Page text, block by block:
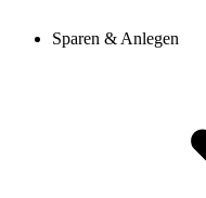
Sparen & Anlegen